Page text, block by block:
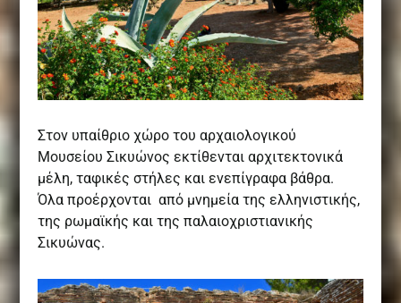
Στον υπαίθριο χώρο του αρχαιολογικού
Μουσείου Σικυώνος εκτίθενται αρχιτεκτονικά
μέλη, ταφικές στήλες και ενεπίγραφα βάθρα.
Όλα προέρχονται από μνημεία της ελληνιστικής,
της ρωμαϊκής και της παλαιοχριστιανικής
Σικυώνας.